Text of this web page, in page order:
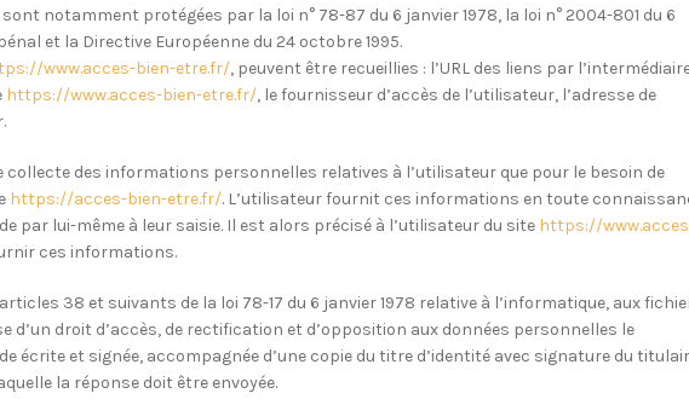
notamment protégées par la loi n° 78-87 du 6 janvier 1978, la loi n° 2004-801 du 6
et la Directive Européenne du 24 octobre 1995.
www.acces-bien-etre.fr/, peuvent être recueillies : l’URL des liens par
https://www.acces-bien-etre.fr/, le fournisseur d’accès de l’utilisateur, l’adresse de
collecte des informations personnelles relatives à l’utilisateur que pour le besoin de
https://acces-bien-etre.fr/. L’utilisateur fournit ces informations en toute
par lui-même à leur saisie. Il est alors précisé à l’utilisateur du site https://
ces informations.
38 et suivants de la loi 78-17 du 6 janvier 1978 relative à l’informatique, aux
droit d’accès, de rectification et d’opposition aux données personnelles le
écrite et signée, accompagnée d’une copie du titre d’identité avec signature du
la réponse doit être envoyée.